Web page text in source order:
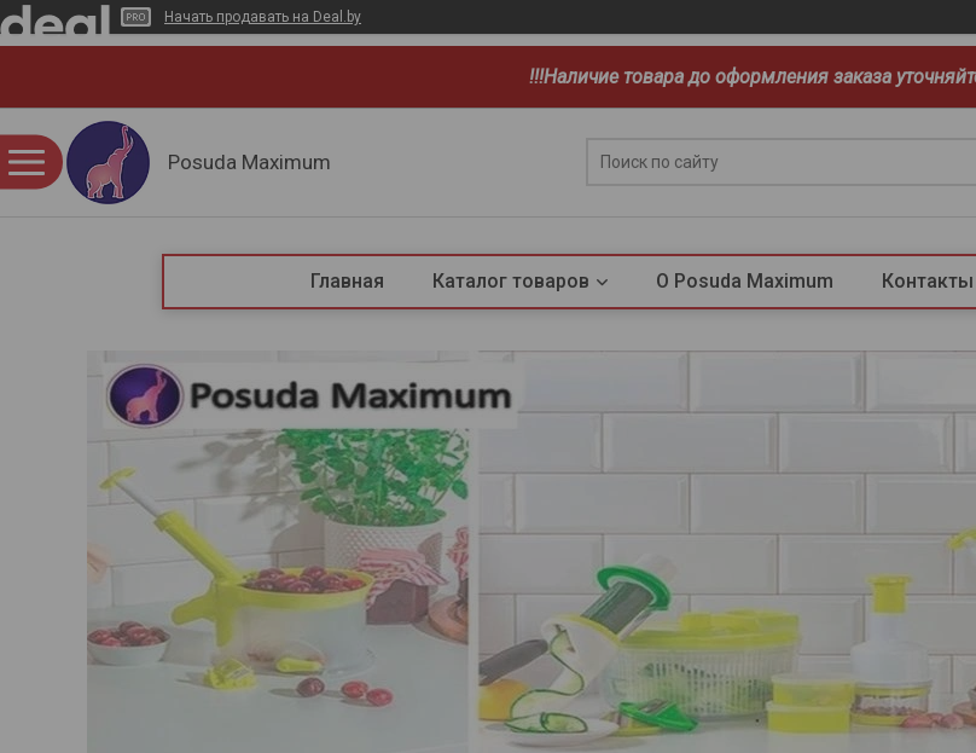
Начать продавать на Deal.by
!!!Наличие товара до оформления заказа
Posuda Maximum
Главная Каталог товаров О Posuda Maximum Контакты